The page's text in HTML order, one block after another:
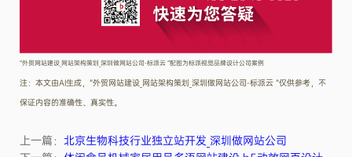
“外贸网站建设_网站架构策划_深圳做网站公司-标派云 ”配图为标派视觉品牌设计公司案例
注：本文由AI生成，“外贸网站建设_网站架构策划_深圳做网站公司-标派云 ”仅供参考，不
保证内容的准确性、真实性。
上一篇： 北京生物科技行业独立站开发_深圳做网站公司